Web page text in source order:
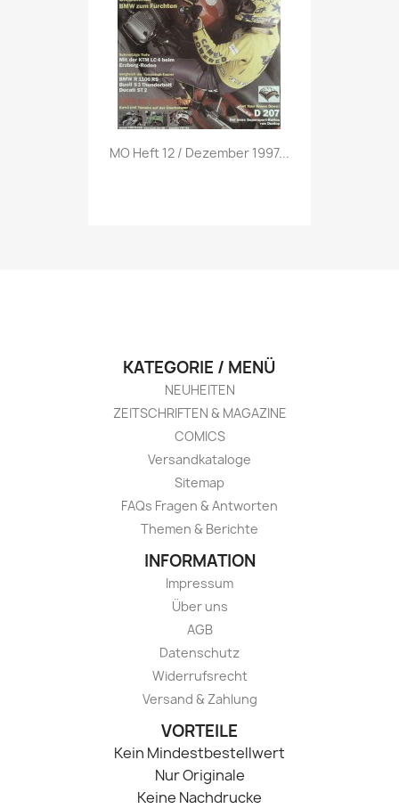
 Vorschau
MO Heft 12 / Dezember 1997...
KATEGORIE / MENÜ
NEUHEITEN
ZEITSCHRIFTEN & MAGAZINE
COMICS
Versandkataloge
Sitemap
FAQs Fragen & Antworten
Themen & Berichte
INFORMATION
Impressum
Über uns
AGB
Datenschutz
Widerrufsrecht
Versand & Zahlung
VORTEILE
Kein Mindestbestellwert
Nur Originale
Keine Nachdrucke